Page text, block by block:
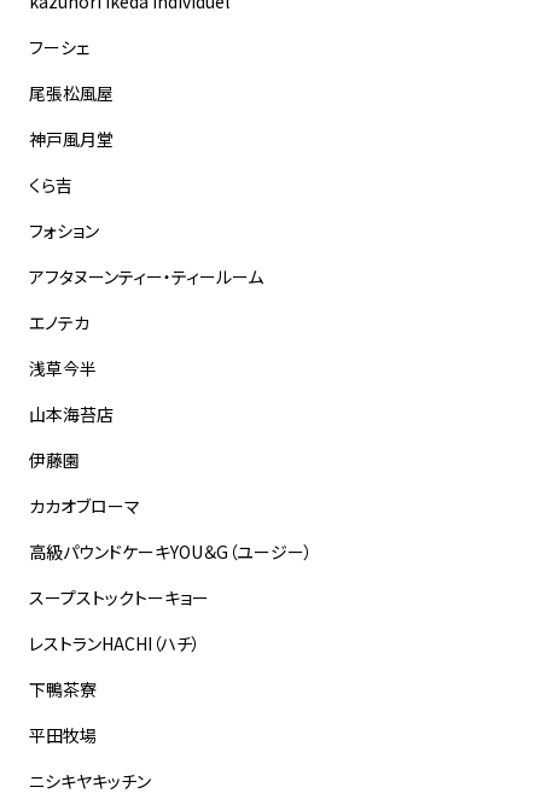
フーシェ
尾張松風屋
神戸風月堂
くら吉
フォション
アフタヌーンティー・ティールーム
エノテカ
浅草今半
山本海苔店
伊藤園
カカオブローマ
高級パウンドケーキYOU＆G（ユージー）
スープストックトーキョー
レストランHACHI（ハチ）
下鴨茶寮
平田牧場
ニシキヤキッチン